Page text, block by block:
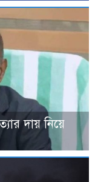
দায় নিয়ে